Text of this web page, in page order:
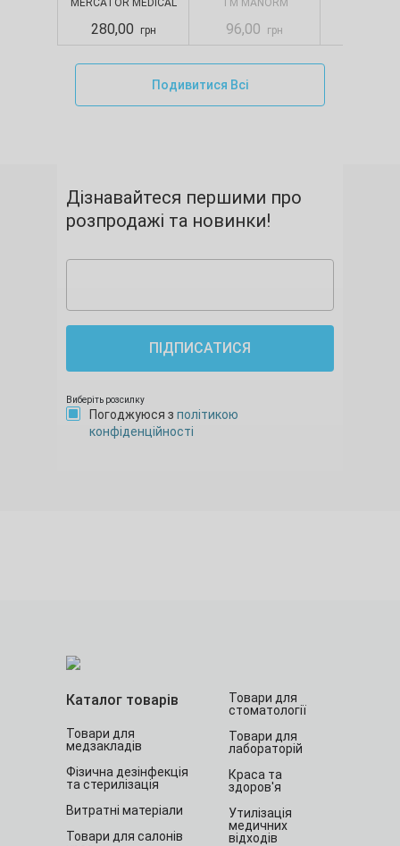
S
280,00 грн 96,00 грн
Подивитися Всі
Дізнавайтеся першими про
розпродажі та новинки!
ПІДПИСАТИСЯ
Виберіть розсилку
Погоджуюся з політикою
конфіденційності
Каталог товарів
Товари для
медзакладів
Фізична дезінфекція
та стерилізація
Витратні матеріали
Товари для салонів
Товари для
стоматології
Товари для
лабораторій
Краса та
здоров'я
Утилізація
медичних
відходів